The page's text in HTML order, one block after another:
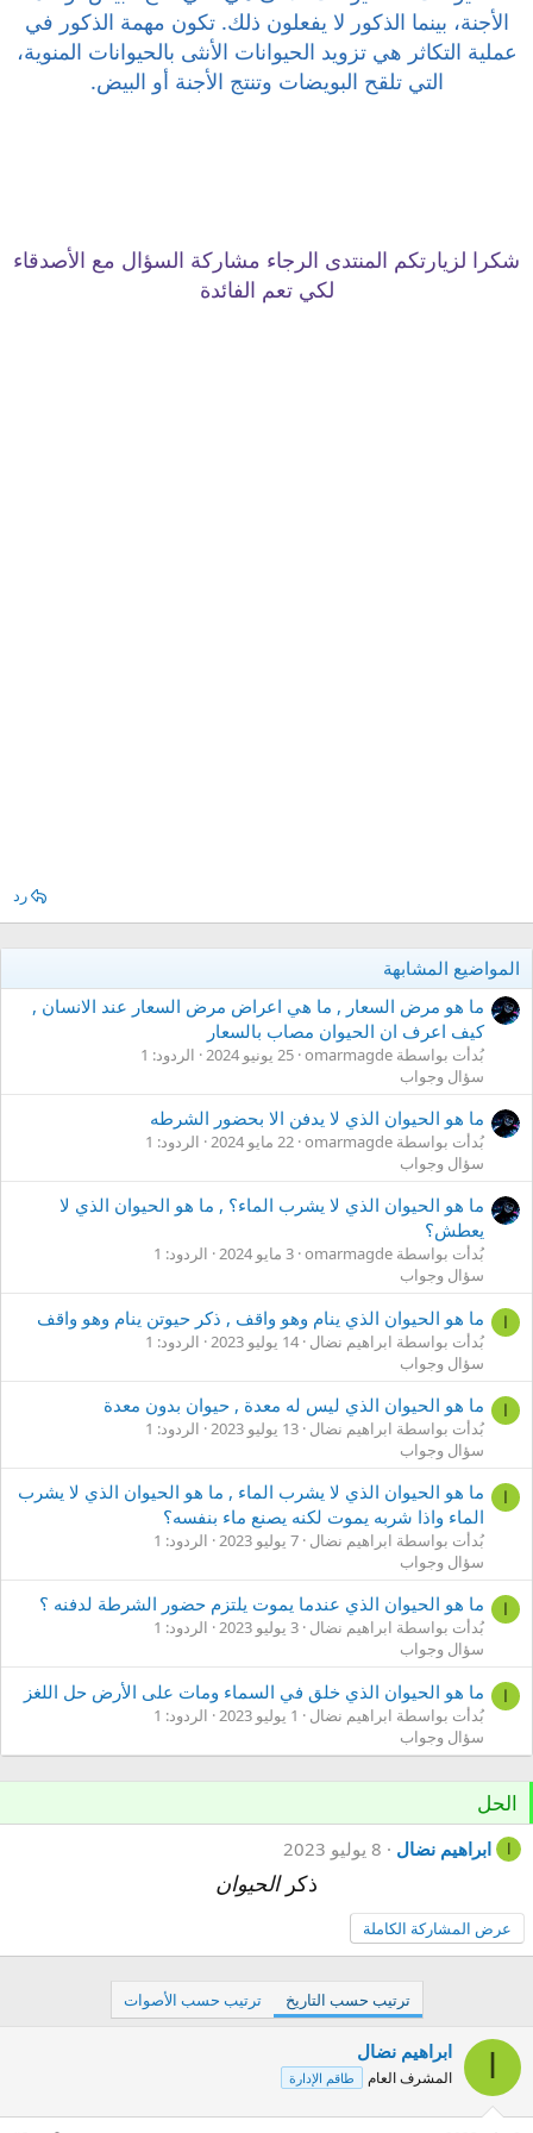
الأجنة، بينما الذكور لا يفعلون ذلك. تكون مهمة الذكور في
عملية التكاثر هي تزويد الحيوانات الأنثى بالحيوانات المنوية،
التي تلقح البويضات وتنتج الأجنة أو البيض.
شكرا لزيارتكم المنتدى الرجاء مشاركة السؤال مع الأصدقاء
لكي تعم الفائدة
رد
المواضيع المشابهة
ما هو مرض السعار , ما هي اعراض مرض السعار عند الانسان ,
كيف اعرف ان الحيوان مصاب بالسعار
بُدأت بواسطة omarmagde 25 يونيو 2024
الردود: 1
سؤال وجواب
ما هو الحيوان الذي لا يدفن الا بحضور الشرطه
بُدأت بواسطة omarmagde 22 مايو 2024
الردود: 1
سؤال وجواب
ما هو الحيوان الذي لا يشرب الماء؟ , ما هو الحيوان الذي لا
يعطش؟
بُدأت بواسطة omarmagde 3 مايو 2024
الردود: 1
سؤال وجواب
ا ما هو الحيوان الذي ينام وهو واقف , ذكر حيوتن ينام وهو واقف
بُدأت بواسطة ابراهيم نضال 14 يوليو 2023
الردود: 1
سؤال وجواب
ا ما هو الحيوان الذي ليس له معدة , حيوان بدون معدة
بُدأت بواسطة ابراهيم نضال 13 يوليو 2023
الردود: 1
سؤال وجواب
ا
ما هو الحيوان الذي لا يشرب الماء , ما هو الحيوان الذي لا يشرب
الماء واذا شربه يموت لكنه يصنع ماء بنفسه؟
بُدأت بواسطة ابراهيم نضال 7 يوليو 2023
الردود: 1
سؤال وجواب
ا ما هو الحيوان الذي عندما يموت يلتزم حضور الشرطة لدفنه ؟
بُدأت بواسطة ابراهيم نضال 3 يوليو 2023
الردود: 1
سؤال وجواب
ا ما هو الحيوان الذي خلق في السماء ومات على الأرض حل اللغز
بُدأت بواسطة ابراهيم نضال 1 يوليو 2023
الردود: 1
سؤال وجواب
الحل
ابراهيم نضال 8 يوليو 2023
ذكرالحيوان
عرض المشاركة الكاملة
ترتيب حسب التاريخ ترتيب حسب الأصوات
ابراهيم نضال
المشرف العام طاقم الإدارة